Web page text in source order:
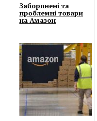
Заборонені та
проблемні товари
на Амазон